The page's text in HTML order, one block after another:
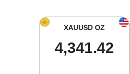
XAUUSD OZ
4,341.42